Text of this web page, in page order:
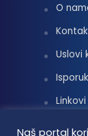
O
Uslovi
Linkovi
Naš portal